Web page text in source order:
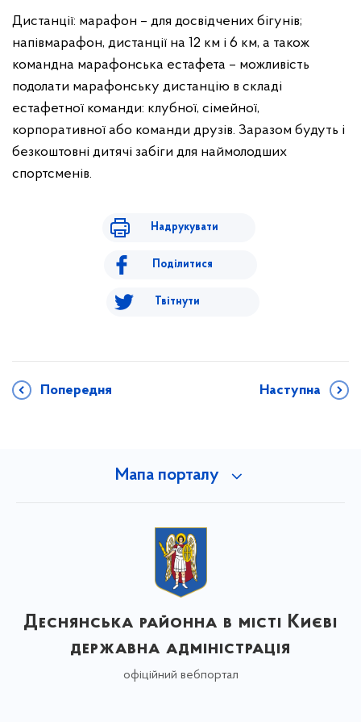
Дистанції: марафон – для досвідчених бігунів;
напівмарафон, дистанції на 12 км і 6 км, а також
командна марафонська естафета – можливість
подолати марафонську дистанцію в складі
естафетної команди: клубної, сімейної,
корпоративної або команди друзів. Заразом будуть і
безкоштовні дитячі забіги для наймолодших
спортсменів.
Надрукувати
Поділитися
Твітнути
Попередня Наступна
Мапа порталу
Деснянська районна в місті Києві
державна адміністрація
офіційний вебпортал